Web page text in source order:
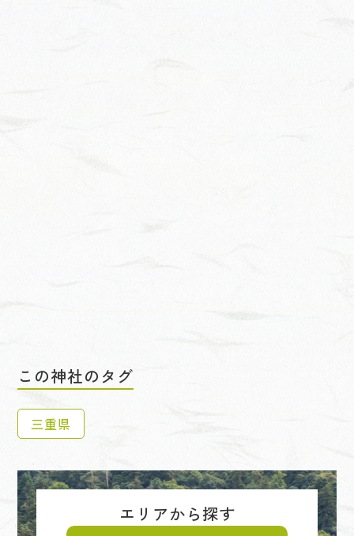
この神社のタグ
三重県
エリアから探す